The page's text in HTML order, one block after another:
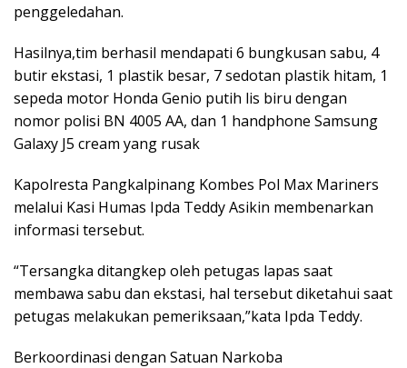
penggeledahan.
Hasilnya,tim berhasil mendapati 6 bungkusan sabu, 4
butir ekstasi, 1 plastik besar, 7 sedotan plastik hitam, 1
sepeda motor Honda Genio putih lis biru dengan
nomor polisi BN 4005 AA, dan 1 handphone Samsung
Galaxy J5 cream yang rusak
Kapolresta Pangkalpinang Kombes Pol Max Mariners
melalui Kasi Humas Ipda Teddy Asikin membenarkan
informasi tersebut.
“Tersangka ditangkep oleh petugas lapas saat
membawa sabu dan ekstasi, hal tersebut diketahui saat
petugas melakukan pemeriksaan,”kata Ipda Teddy.
Berkoordinasi dengan Satuan Narkoba